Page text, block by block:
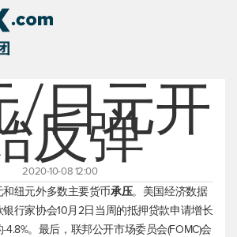
/日元开
反弹
2020-10-08 12:00
和纽元外多数主要货币承压。美国经济数据
行家协会10月2日当周的抵押贷款申请增长
4.8%。最后，联邦公开市场委员会(FOMC)会